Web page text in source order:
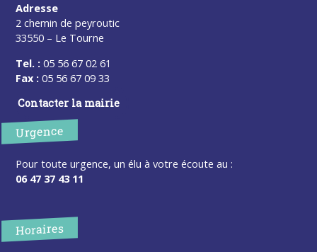
Adresse
2 chemin de peyroutic
33550 – Le Tourne
Tel. : 05 56 67 02 61
Fax : 05 56 67 09 33
Contacter la mairie
Urgence
Pour toute urgence, un élu à votre écoute au :
06 47 37 43 11
Horaires